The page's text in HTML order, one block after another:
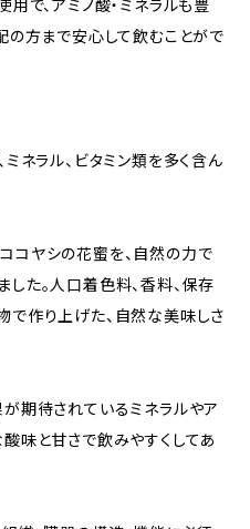
で、アミノ酸・ミネラルも豊
の方まで安心して飲むことがで
ネラル、ビタミン類を多く含ん
コヤシの花蜜を、自然の力で
た。人口着色料、香料、保存
作り上げた、自然な美味しさ
期待されているミネラルやア
味と甘さで飲みやすくしてあ